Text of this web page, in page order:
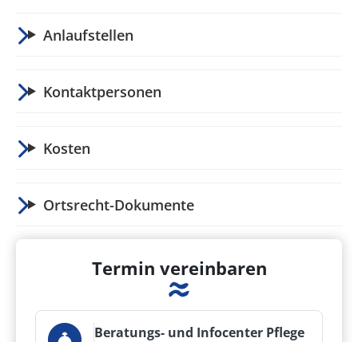
Anlaufstellen
Kontaktpersonen
Kosten
Ortsrecht-Dokumente
Termin vereinbaren
Beratungs- und Infocenter Pflege